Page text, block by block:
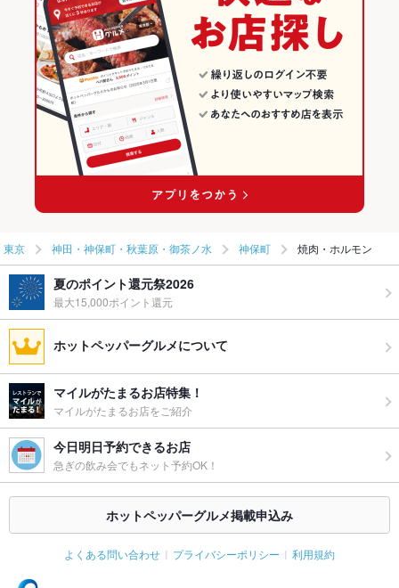
東京 神田・神保町・秋葉原・御茶ノ水 神保町 焼肉・ホルモン
夏のポイント還元祭2026
最大15,000ポイント還元
ホットペッパーグルメについて
マイルがたまるお店特集！
マイルがたまるお店をご紹介
今日明日予約できるお店
急ぎの飲み会でもネット予約OK！
ホットペッパーグルメ掲載申込み
よくある問い合わせ プライバシーポリシー 利用規約